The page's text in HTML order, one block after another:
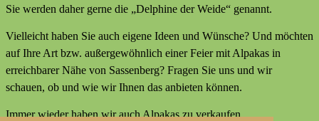
Sie werden daher gerne die „Delphine der Weide“ genannt.
Vielleicht haben Sie auch eigene Ideen und Wünsche? Und möchten
auf Ihre Art bzw. außergewöhnlich einer Feier mit Alpakas in
erreichbarer Nähe von Sassenberg? Fragen Sie uns und wir
schauen, ob und wie wir Ihnen das anbieten können.
Immer wieder haben wir auch Alpakas zu verkaufen,